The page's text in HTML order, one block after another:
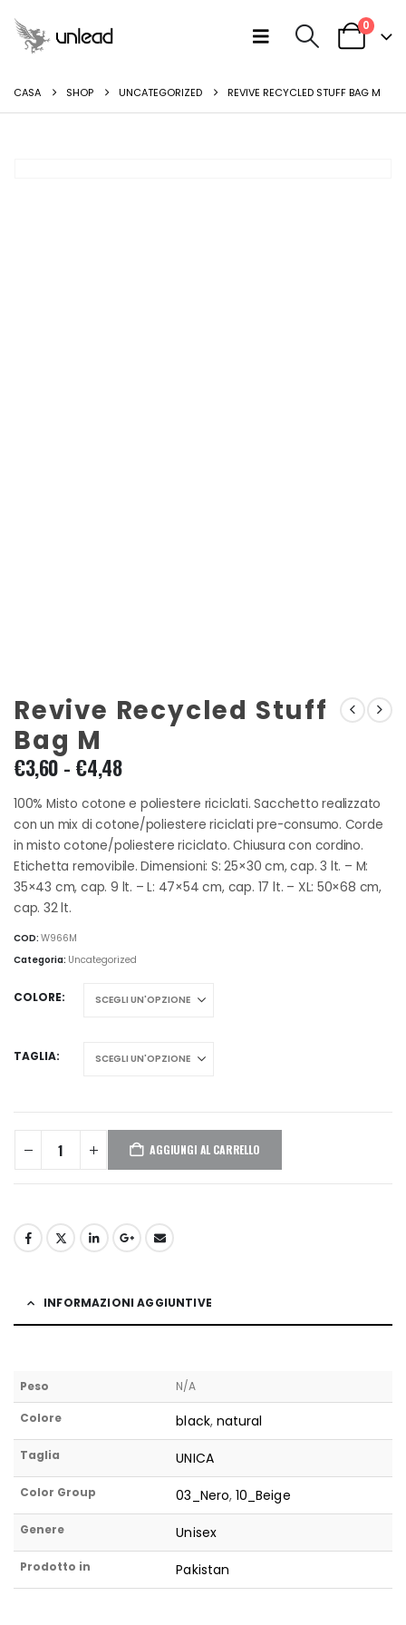
0
CASA SHOP UNCATEGORIZED REVIVE RECYCLED STUFF BAG M
Revive Recycled Stuff
Bag M
€3,60 - €4,48Fascia
prezzo:
da
€3,60
a
€4,48
100% Misto cotone e poliestere riciclati. Sacchetto realizzato
con un mix di cotone/poliestere riciclati pre-consumo. Corde
in misto cotone/poliestere riciclato. Chiusura con cordino.
Etichetta removibile. Dimensioni: S: 25×30 cm, cap. 3 lt. – M:
35×43 cm, cap. 9 lt. – L: 47×54 cm, cap. 17 lt. – XL: 50×68 cm,
cap. 32 lt.
COD: W966M
Categoria: Uncategorized
COLORE
TAGLIA
AGGIUNGI AL CARRELLO
INFORMAZIONI AGGIUNTIVE
Peso N/A
Colore black, natural
Taglia UNICA
Color Group 03_Nero,10_Beige
Genere Unisex
Prodotto in Pakistan